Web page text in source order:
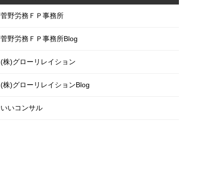
菅野労務ＦＰ事務所
菅野労務ＦＰ事務所Blog
(株)グローリレイション
(株)グローリレイションBlog
いいコンサル